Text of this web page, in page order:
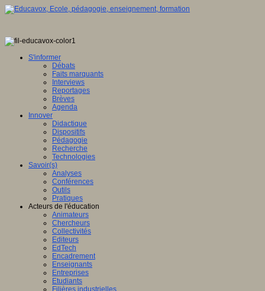
S'informer
Débats
Faits marquants
Interviews
Reportages
Brèves
Agenda
Innover
Didactique
Dispositifs
Pédagogie
Recherche
Technologies
Savoir(s)
Analyses
Conférences
Outils
Pratiques
Acteurs de l'éducation
Animateurs
Chercheurs
Collectivités
Editeurs
EdTech
Encadrement
Enseignants
Entreprises
Etudiants
Filières industrielles